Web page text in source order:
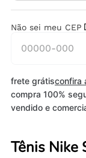
Não sei meu CEP
frete grátisconfira
compra 100%
vendido e
Tênis Nike